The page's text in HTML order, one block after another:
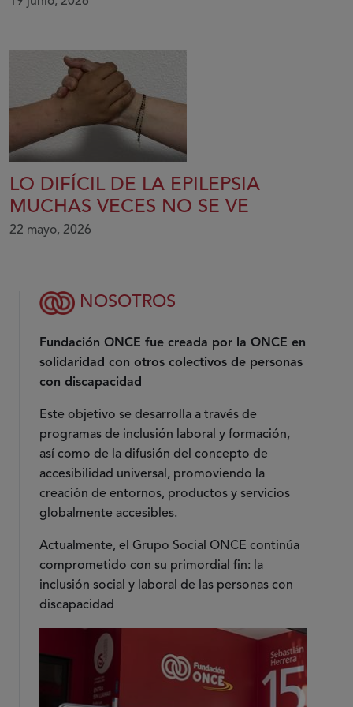
LO DIFÍCIL DE LA EPILEPSIA
MUCHAS VECES NO SE VE
22 mayo, 2026
NOSOTROS
Fundación ONCE fue creada por la ONCE en
solidaridad con otros colectivos de personas
con discapacidad
Este objetivo se desarrolla a través de
programas de inclusión laboral y formación,
así como de la difusión del concepto de
accesibilidad universal, promoviendo la
creación de entornos, productos y servicios
globalmente accesibles.
Actualmente, el Grupo Social ONCE continúa
comprometido con su primordial fin: la
inclusión social y laboral de las personas con
discapacidad